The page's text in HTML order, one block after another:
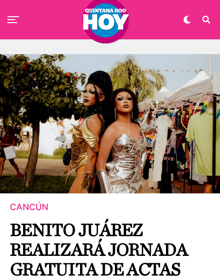
CANCÚN
BENITO JUÁREZ
REALIZARÁ JORNADA
GRATUITA DE ACTAS